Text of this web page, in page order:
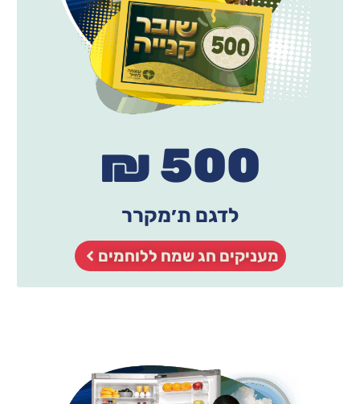
500 ₪
לדגם ת׳מקרר
מעניקים חג שמח ללוחמים